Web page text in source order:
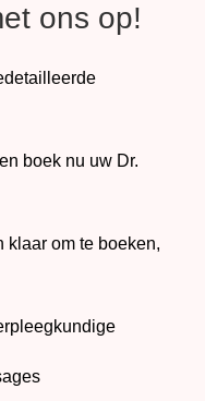
ons op!
boek nu uw Dr.
om te boeken,